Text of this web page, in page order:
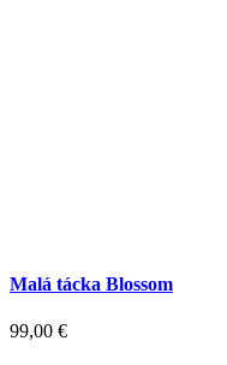
Malá tácka Blossom
99,00 €